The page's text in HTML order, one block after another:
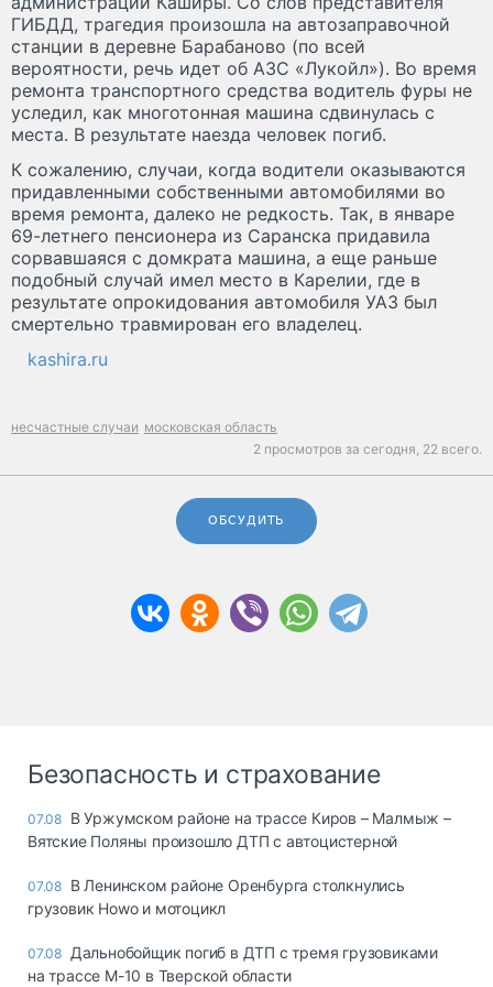
ГИБДД, трагедия произошла на автозаправочной
станции в деревне Барабаново (по всей
вероятности, речь идет об АЗС «Лукойл»). Во время
ремонта транспортного средства водитель фуры не
уследил, как многотонная машина сдвинулась с
места. В результате наезда человек погиб.
К сожалению, случаи, когда водители оказываются
придавленными собственными автомобилями во
время ремонта, далеко не редкость. Так, в январе
69-летнего пенсионера из Саранска придавила
сорвавшаяся с домкрата машина, а еще раньше
подобный случай имел место в Карелии, где в
результате опрокидования автомобиля УАЗ был
смертельно травмирован его владелец.
kashira.ru
несчастные случаи московская область
2 просмотров за сегодня, 22 всего.
ОБСУДИТЬ
Безопасность и страхование
07.08 В Уржумском районе на трассе Киров – Малмыж –
Вятские Поляны произошло ДТП с автоцистерной
07.08 В Ленинском районе Оренбурга столкнулись
грузовик Howo и мотоцикл
07.08 Дальнобойщик погиб в ДТП с тремя грузовиками
на трассе М-10 в Тверской области